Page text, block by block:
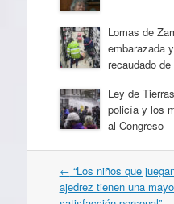
Lomas de
embarazada
recaudado
Ley de
policía y los
al Congreso
Navegación
por
← “Los niños que
ajedrez tienen una